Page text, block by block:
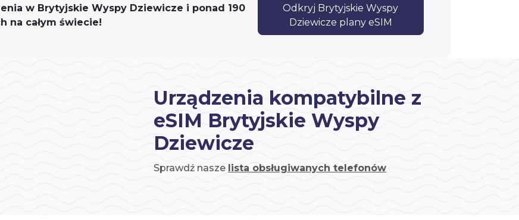
w Brytyjskie Wyspy Dziewicze i ponad 190
na całym świecie!
Odkryj Brytyjskie Wyspy
Dziewicze plany eSIM
Urządzenia kompatybilne z
eSIM Brytyjskie Wyspy
Dziewicze
Sprawdź nasze lista obsługiwanych telefonów